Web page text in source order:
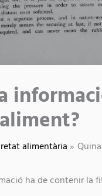
alimentària
ha de contenir la